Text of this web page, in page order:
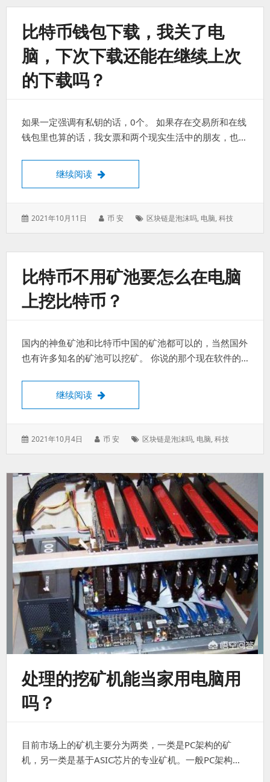
比特币钱包下载，我关了电
脑，下次下载还能在继续上次
的下载吗？
如果一定强调有私钥的话，0个。 如果存在交易所和在线
钱包里也算的话，我女票和两个现实生活中的朋友，也…
继续阅读 比特币钱包下载，我关了电脑，下次下载
发
2021年10月11日
作
币 安
标
区块链是泡沫吗, 电脑,科技
比特币不用矿池要怎么在电脑
上挖比特币？
国内的神鱼矿池和比特币中国的矿池都可以的，当然国外
也有许多知名的矿池可以挖矿。 你说的那个现在软件的…
继续阅读 比特币不用矿池要怎么在电脑上挖比特币？
发
2021年10月4日
作
币 安
标
区块链是泡沫吗, 电脑,科技
处理的挖矿机能当家用电脑用
吗？
目前市场上的矿机主要分为两类，一类是PC架构的矿
机，另一类是基于ASIC芯片的专业矿机。一般PC架构…